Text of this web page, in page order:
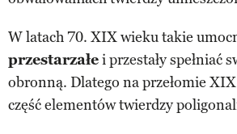
W latach 70. XIX wieku takie
przestarzałei przestały spełniać
obronną. Dlatego na przełomie
część elementów twierdzy